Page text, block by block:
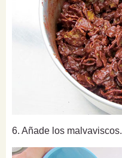
6. Añade los malvaviscos.